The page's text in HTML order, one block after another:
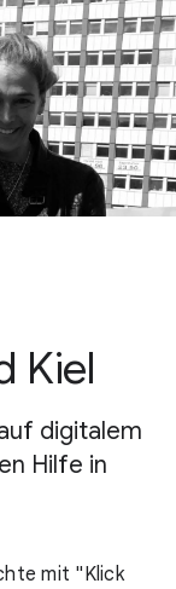
Kiel
digitalem
Hilfe in
mit "Klick